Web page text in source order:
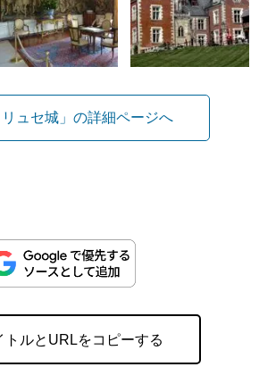
リュセ城」の詳細ページへ
トルとURLをコピーする